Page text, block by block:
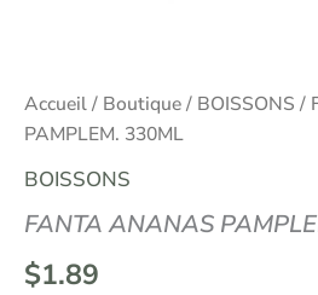
Accueil/ Boutique/ BOISSONS /
PAMPLEM. 330ML
BOISSONS
FANTA ANANAS
$1.89